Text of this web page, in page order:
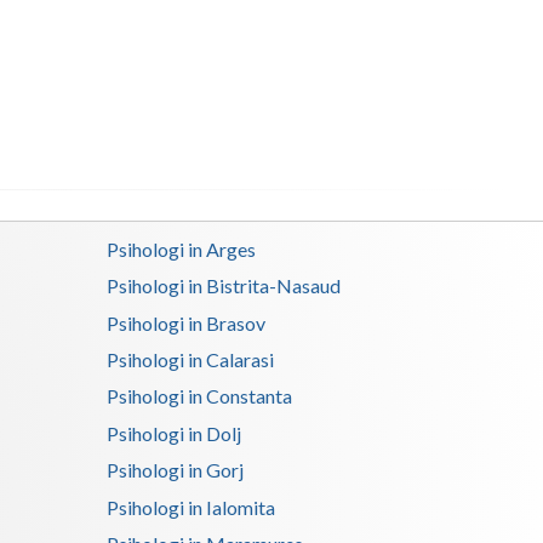
Covasna
Dolj
Galati
Giurgiu
Gorj
Psihologi in Arges
Psihologi in Bistrita-Nasaud
Psihologi in Brasov
Psihologi in Calarasi
Psihologi in Constanta
Psihologi in Dolj
Psihologi in Gorj
Psihologi in Ialomita